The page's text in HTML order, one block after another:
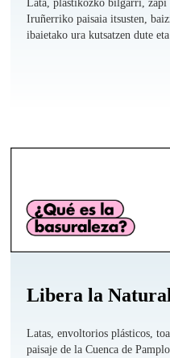
Lata, plastikozko bilgarri,
Iruñerriko paisaia itsusten,
ibaietako ura kutsatzen dute
Libera la
Latas, envoltorios plásticos,
paisaje de la Cuenca de